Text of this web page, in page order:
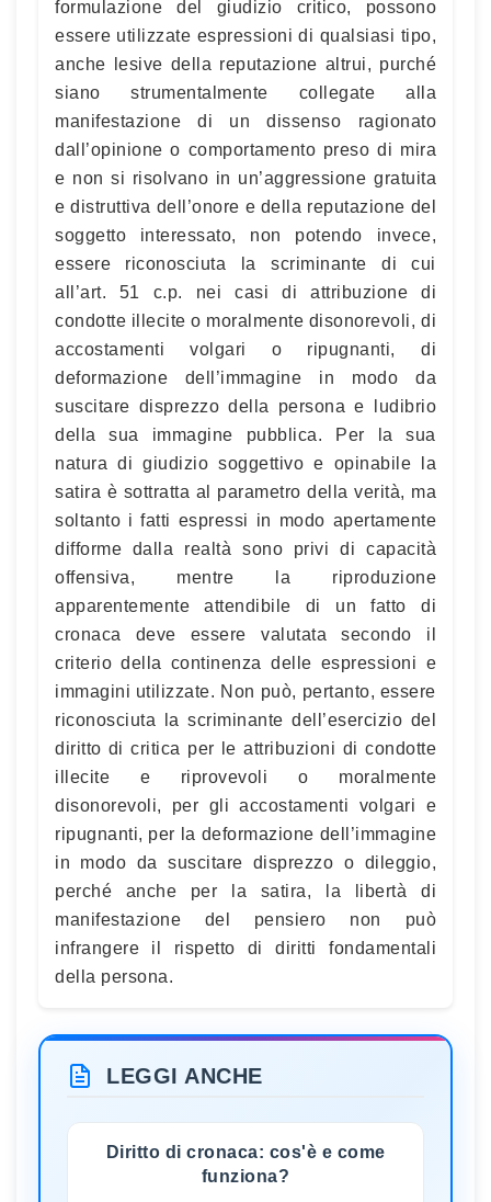
formulazione del giudizio critico, possono
essere utilizzate espressioni di qualsiasi tipo,
anche lesive della reputazione altrui, purché
siano strumentalmente collegate alla
manifestazione di un dissenso ragionato
dall’opinione o comportamento preso di mira
e non si risolvano in un’aggressione gratuita
e distruttiva dell’onore e della reputazione del
soggetto interessato, non potendo invece,
essere riconosciuta la scriminante di cui
all’art. 51 c.p. nei casi di attribuzione di
condotte illecite o moralmente disonorevoli, di
accostamenti volgari o ripugnanti, di
deformazione dell’immagine in modo da
suscitare disprezzo della persona e ludibrio
della sua immagine pubblica. Per la sua
natura di giudizio soggettivo e opinabile la
satira è sottratta al parametro della verità, ma
soltanto i fatti espressi in modo apertamente
difforme dalla realtà sono privi di capacità
offensiva, mentre la riproduzione
apparentemente attendibile di un fatto di
cronaca deve essere valutata secondo il
criterio della continenza delle espressioni e
immagini utilizzate. Non può, pertanto, essere
riconosciuta la scriminante dell’esercizio del
diritto di critica per le attribuzioni di condotte
illecite e riprovevoli o moralmente
disonorevoli, per gli accostamenti volgari e
ripugnanti, per la deformazione dell’immagine
in modo da suscitare disprezzo o dileggio,
perché anche per la satira, la libertà di
manifestazione del pensiero non può
infrangere il rispetto di diritti fondamentali
della persona.
LEGGI ANCHE
Diritto di cronaca: cos'è e come
funziona?